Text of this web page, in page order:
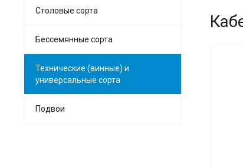
Столовые сорта
Бессемянные сорта
Технические (винные) и
универсальные сорта
Подвои